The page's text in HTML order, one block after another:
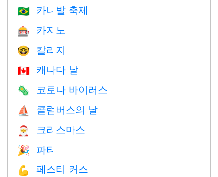
🇧🇷 카니발 축제
🎰 카지노
🤓 칼리지
🇨🇦 캐나다 날
🦠 코로나 바이러스
⛵️ 콜럼버스의 날
🎅 크리스마스
🎉 파티
💪 페스티 커스